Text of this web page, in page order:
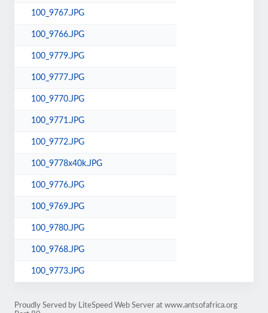
100_9767.JPG
100_9766.JPG
100_9779.JPG
100_9777.JPG
100_9770.JPG
100_9771.JPG
100_9772.JPG
100_9778x40k.JPG
100_9776.JPG
100_9769.JPG
100_9780.JPG
100_9768.JPG
100_9773.JPG
Proudly Served by LiteSpeed Web Server at www.antsofafrica.org